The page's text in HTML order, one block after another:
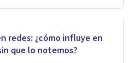
redes: ¿cómo influye en
que lo notemos?